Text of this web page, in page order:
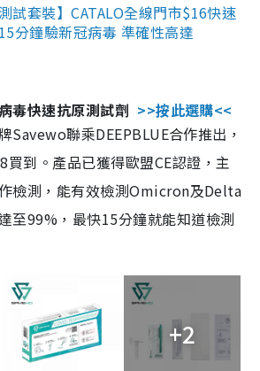
試套裝】CATALO全線門市$16快速
分鐘驗新冠病毒 準確性高達
毒快速抗原測試劑 >>按此選購<<
Savewo聯乘DEEPBLUE合作推出，
買到。產品已獲得歐盟CE認證，主
檢測，能有效檢測Omicron及Delta
至99%，最快15分鐘就能知道檢測
+2